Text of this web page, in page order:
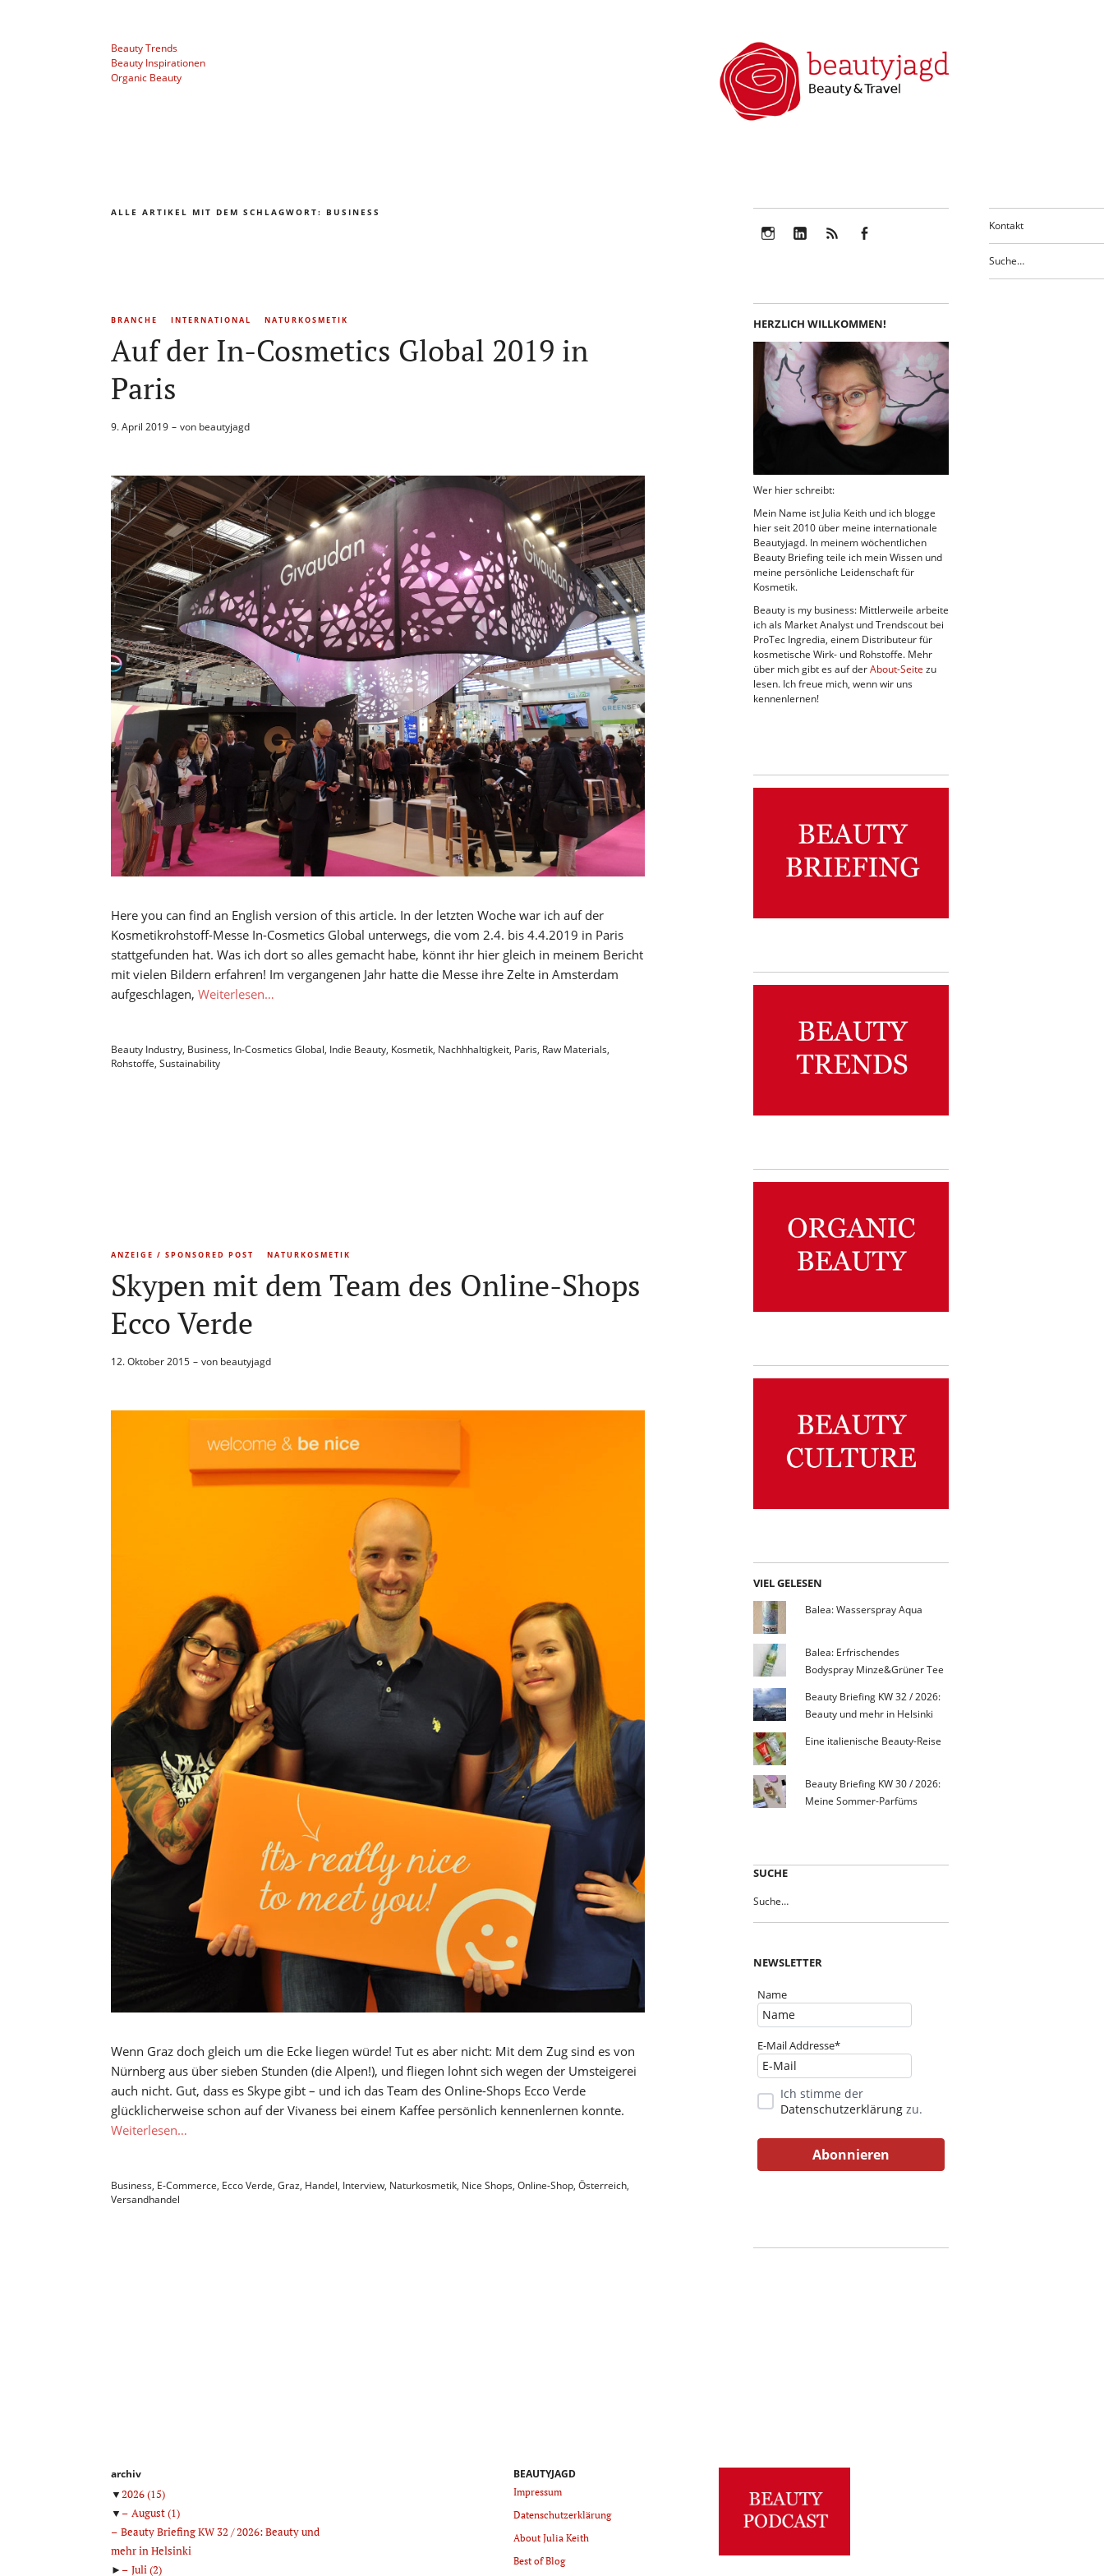
Kontakt
Beauty Trends
Beauty Inspirationen
Organic Beauty
ALLE ARTIKEL MIT DEM SCHLAGWORT: BUSINESS
BRANCHE INTERNATIONAL NATURKOSMETIK
Auf der In-Cosmetics Global 2019 in
Paris
9. April 2019 von beautyjagd
Here you can find an English version of this article. In der letzten Woche war ich auf der
Kosmetikrohstoff-Messe In-Cosmetics Global unterwegs, die vom 2.4. bis 4.4.2019 in Paris
stattgefunden hat. Was ich dort so alles gemacht habe, könnt ihr hier gleich in meinem Bericht
mit vielen Bildern erfahren! Im vergangenen Jahr hatte die Messe ihre Zelte in Amsterdam
aufgeschlagen, Weiterlesen…
Beauty Industry, Business, In-Cosmetics Global, Indie Beauty, Kosmetik, Nachhhaltigkeit, Paris, Raw Materials,
Rohstoffe, Sustainability
ANZEIGE / SPONSORED POST NATURKOSMETIK
Skypen mit dem Team des Online-Shops
Ecco Verde
12. Oktober 2015 von beautyjagd
Wenn Graz doch gleich um die Ecke liegen würde! Tut es aber nicht: Mit dem Zug sind es von
Nürnberg aus über sieben Stunden (die Alpen!), und fliegen lohnt sich wegen der Umsteigerei
auch nicht. Gut, dass es Skype gibt – und ich das Team des Online-Shops Ecco Verde
glücklicherweise schon auf der Vivaness bei einem Kaffee persönlich kennenlernen konnte.
Weiterlesen…
Business, E-Commerce, Ecco Verde, Graz, Handel, Interview, Naturkosmetik, Nice Shops, Online-Shop, Österreich,
Versandhandel
HERZLICH WILLKOMMEN!
Wer hier schreibt:
Mein Name ist Julia Keith und ich blogge
hier seit 2010 über meine internationale
Beautyjagd. In meinem wöchentlichen
Beauty Briefing teile ich mein Wissen und
meine persönliche Leidenschaft für
Kosmetik.
Beauty is my business: Mittlerweile arbeite
ich als Market Analyst und Trendscout bei
ProTec Ingredia, einem Distributeur für
kosmetische Wirk- und Rohstoffe. Mehr
über mich gibt es auf derAbout-Seite zu
lesen. Ich freue mich, wenn wir uns
kennenlernen!
VIEL GELESEN
Balea: Wasserspray Aqua
Balea: Erfrischendes
Bodyspray Minze&Grüner Tee
Beauty Briefing KW 32 / 2026:
Beauty und mehr in Helsinki
Eine italienische Beauty-Reise
Beauty Briefing KW 30 / 2026:
Meine Sommer-Parfüms
SUCHE
NEWSLETTER
Name
E-Mail Addresse*
Ich stimme der
Datenschutzerklärung zu.
archiv
▼2026(15)
▼
August(1)
Beauty Briefing KW 32 / 2026: Beauty und
mehr in Helsinki
►
Juli(2)
BEAUTYJAGD
Impressum
Datenschutzerklärung
About Julia Keith
Best of Blog